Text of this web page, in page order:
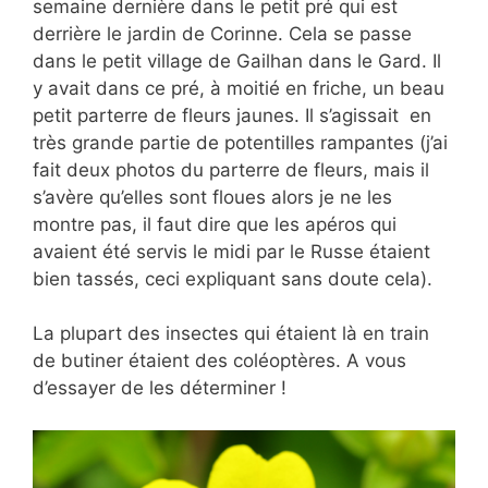
semaine dernière dans le petit pré qui est
derrière le jardin de Corinne. Cela se passe
dans le petit village de Gailhan dans le Gard. Il
y avait dans ce pré, à moitié en friche, un beau
petit parterre de fleurs jaunes. Il s’agissait en
très grande partie de potentilles rampantes (j’ai
fait deux photos du parterre de fleurs, mais il
s’avère qu’elles sont floues alors je ne les
montre pas, il faut dire que les apéros qui
avaient été servis le midi par le Russe étaient
bien tassés, ceci expliquant sans doute cela).
La plupart des insectes qui étaient là en train
de butiner étaient des coléoptères. A vous
d’essayer de les déterminer !